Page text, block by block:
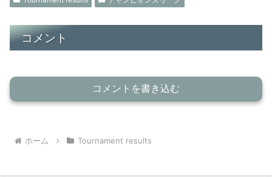
コメント
コメントを書き込む
ホーム Tournament results